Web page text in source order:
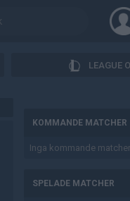
LEAGUE
KOMMANDE MATCHER
Inga kommande
SPELADE MATCHER